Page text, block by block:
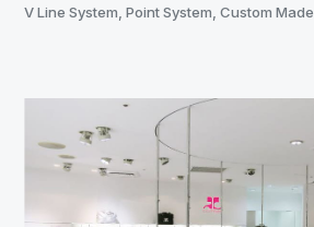
V Line System, Point System, Custom Made